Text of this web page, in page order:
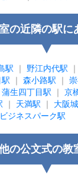
の近隣の駅に
駅 ｜ 野江内代駅 ｜
駅 ｜ 森小路駅 ｜
蒲生四丁目駅 ｜ 京
｜ 天満駅 ｜ 大阪
ジネスパーク駅
の公文式の教